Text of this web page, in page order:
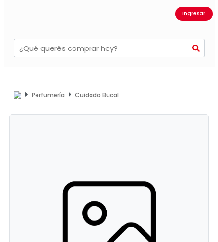
Ingresar
Perfumería Cuidado Bucal